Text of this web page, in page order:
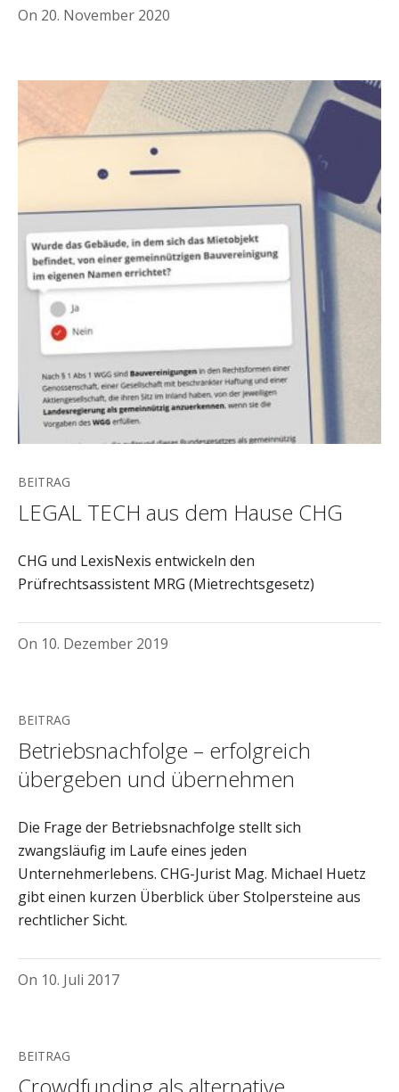
On 20. November 2020
BEITRAG
LEGAL TECH aus dem Hause CHG
CHG und LexisNexis entwickeln den
Prüfrechtsassistent MRG (Mietrechtsgesetz)
On 10. Dezember 2019
BEITRAG
Betriebsnachfolge – erfolgreich
übergeben und übernehmen
Die Frage der Betriebsnachfolge stellt sich
zwangsläufig im Laufe eines jeden
Unternehmerlebens. CHG-Jurist Mag. Michael Huetz
gibt einen kurzen Überblick über Stolpersteine aus
rechtlicher Sicht.
On 10. Juli 2017
BEITRAG
Crowdfunding als alternative